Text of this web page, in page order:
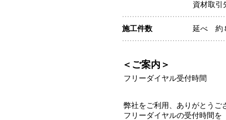
資材取
施工件数 延べ 約
＜ご案内＞
フリーダイヤル受付時間
弊社をご利用、ありがとうご
フリーダイヤルの受付時間を